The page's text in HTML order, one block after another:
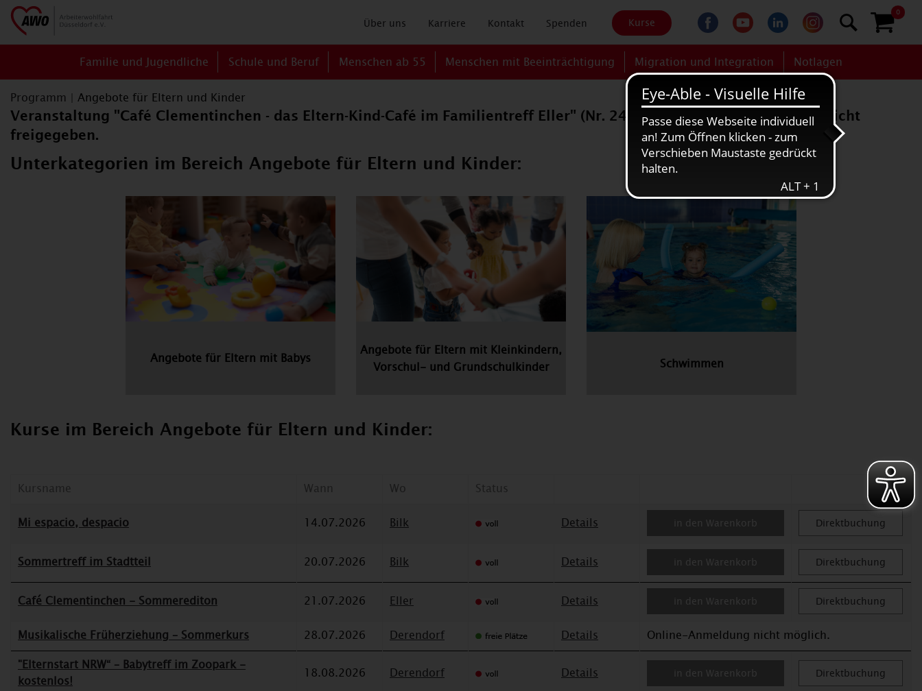
Über uns Karriere Kontakt Spenden Kurse
0
Familie und Jugendliche Schule und Beruf Menschen ab 55 Menschen mit Beeinträchtigung Migration und Integration Notlagen
Programm Angebote für Eltern und Kinder
Veranstaltung "Café Clementinchen - das Eltern-Kind-Café im Familientreff Eller" (Nr. 2400-08) ist für Anmeldungen nicht
freigegeben.
Unterkategorien im Bereich Angebote für Eltern und Kinder:
Angebote für Eltern mit Babys
Angebote für Eltern mit Kleinkindern,
Vorschul- und Grundschulkinder
Schwimmen
Kurse im Bereich Angebote für Eltern und Kinder:
Kursname Wann Wo
Status
Mi espacio, despacio
14.07.2026 Bilk Details in den Warenkorb Direktbuchung
Sommertreff im Stadtteil 20.07.2026 Bilk Details in den Warenkorb Direktbuchung
Café Clementinchen - Sommerediton 21.07.2026 Eller Details in den Warenkorb Direktbuchung
Musikalische Früherziehung – Sommerkurs 28.07.2026 Derendorf Details
Online-Anmeldung nicht möglich.
"Elternstart NRW“ – Babytreff im Zoopark -
kostenlos!
18.08.2026 Derendorf Details in den Warenkorb Direktbuchung